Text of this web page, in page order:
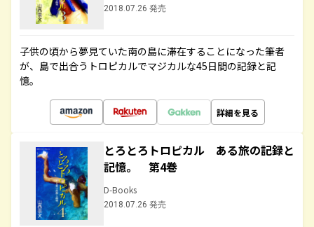
2018.07.26 発売
子供の頃から夢見ていた南の島に滞在することになった筆者
が、島で出合うトロピカルでマジカルな45日間の記録と記
憶。
詳細を見る
とろとろトロピカル ある旅の記録と
記憶。 第4巻
D-Books
2018.07.26 発売